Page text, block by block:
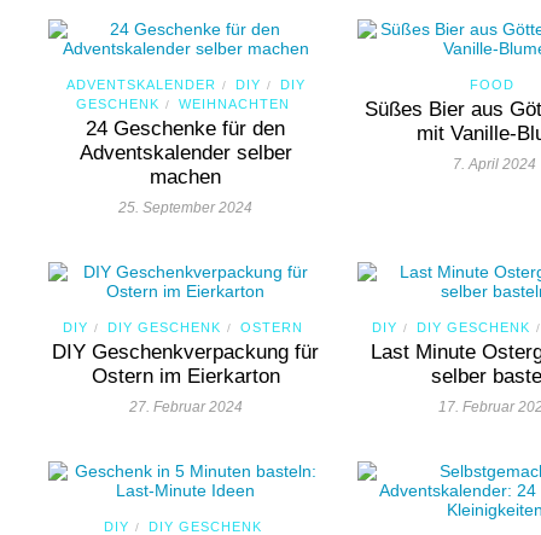
ADVENTSKALENDER / DIY /
DIY
GESCHENK / WEIHNACHTEN
24 Geschenke für den
Adventskalender selber
machen
25. September 2024
FOOD
Süßes Bier aus
mit Vanille-
7. April 2024
DIY / DIY GESCHENK / OSTERN
DIY Geschenkverpackung für
Ostern im Eierkarton
27. Februar 2024
DIY / DIY GESCHENK /
Last Minute
selber
17. Februar
DIY / DIY GESCHENK